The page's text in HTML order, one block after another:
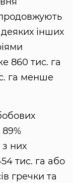
інших
860 тис. га
га менше
89%
з них
тис. га або
гречки та